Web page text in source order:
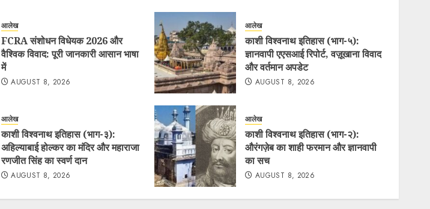
आलेख
FCRA संशोधन विधेयक 2026 और
वैश्विक विवाद: पूरी जानकारी आसान भाषा
में
AUGUST 8, 2026
आलेख
काशी विश्वनाथ इतिहास (भाग-५):
ज्ञानवापी एएसआई रिपोर्ट, वज़ूखाना विवाद
और वर्तमान अपडेट
AUGUST 8, 2026
आलेख
काशी विश्वनाथ इतिहास (भाग-३):
अहिल्याबाई होल्कर का मंदिर और महाराजा
रणजीत सिंह का स्वर्ण दान
AUGUST 8, 2026
आलेख
काशी विश्वनाथ इतिहास (भाग-२):
औरंगज़ेब का शाही फरमान और ज्ञानवापी
का सच
AUGUST 8, 2026